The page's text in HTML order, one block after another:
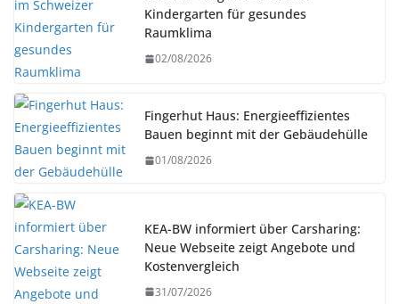
Kindergarten für gesundes
Raumklima
02/08/2026
Fingerhut Haus: Energieeffizientes
Bauen beginnt mit der Gebäudehülle
01/08/2026
KEA-BW informiert über Carsharing:
Neue Webseite zeigt Angebote und
Kostenvergleich
31/07/2026